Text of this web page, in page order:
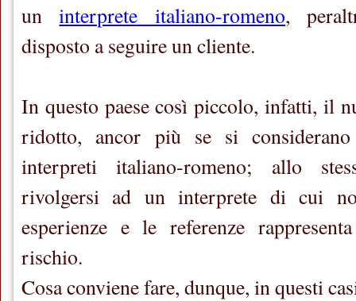
uninterprete italiano-romeno,
disposto a seguire un cliente.
In questo paese così piccolo, infatti, il
ridotto, ancor più se si considerano
interpreti italiano-romeno; allo
rivolgersi ad un interprete di cui
esperienze e le referenze
rischio.
Cosa conviene fare, dunque, in questi